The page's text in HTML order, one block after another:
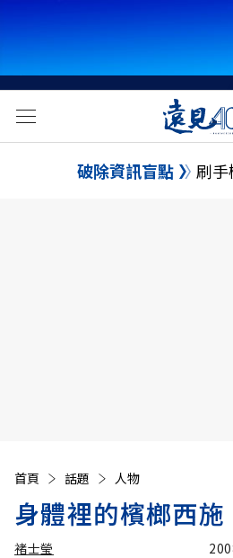
破除資訊盲點 刷
首頁 話題 人物
身體裡的檳榔西施
褚士瑩